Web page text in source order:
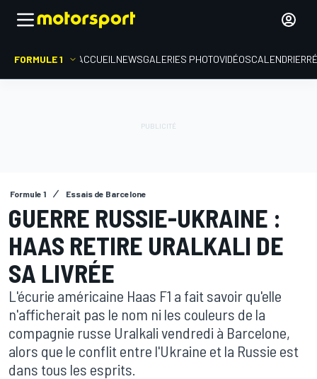
FORMULE 1 ACCUEIL NEWSGALERIES PHOTOVIDÉOSCALENDRIER
Formule 1 Essais de Barcelone
GUERRE RUSSIE-UKRAINE :
HAAS RETIRE URALKALI DE
SA LIVRÉE
L'écurie américaine Haas F1 a fait savoir qu'elle
n'afficherait pas le nom ni les couleurs de la
compagnie russe Uralkali vendredi à Barcelone,
alors que le conflit entre l'Ukraine et la Russie est
dans tous les esprits.